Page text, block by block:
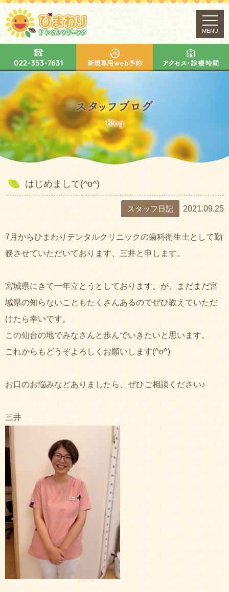
MENU
はじめまして(^o^)
スタッフ日記 2021.09.25
7月からひまわりデンタルクリニックの歯科衛生士として勤
務させていただいております、三井と申します。
宮城県にきて一年立とうとしております。が、まだまだ宮
城県の知らないこともたくさんあるのでぜひ教えていただ
けたら幸いです。
この仙台の地でみなさんと歩んでいきたいと思います。
これからもどうぞよろしくお願いします(^o^)
お口のお悩みなどありましたら、ぜひご相談ください♪
三井